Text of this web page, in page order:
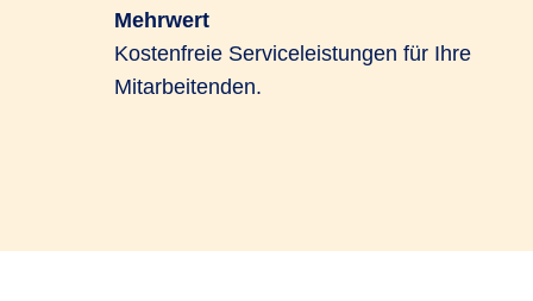
Mehrwert
Kostenfreie Serviceleistungen für Ihre
Mitarbeitenden.